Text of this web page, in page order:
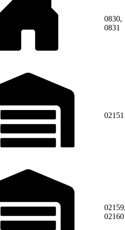
0830,
0831
02151
02160